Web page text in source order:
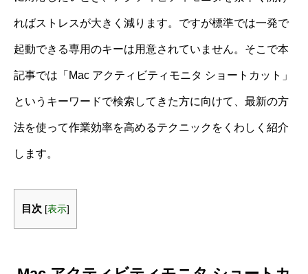
ればストレスが大きく減ります。ですが標準では一発で
起動できる専用のキーは用意されていません。そこで本
記事では「Mac アクティビティモニタ ショートカット」
というキーワードで検索してきた方に向けて、最新の方
法を使って作業効率を高めるテクニックをくわしく紹介
します。
目次 [表示]